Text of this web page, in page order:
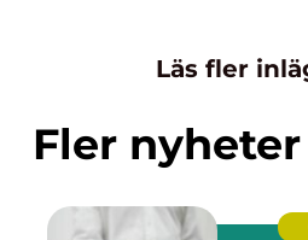
Läs fler
Fler nyheter